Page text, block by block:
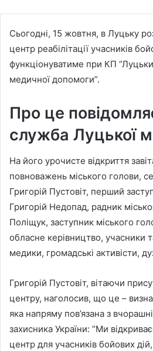
Сьогодні, 15 жовтня, в Луцьку
центр реабілітації учасників
функціонуватиме при КП
медичної допомоги”.
Про це
служба Луцької
На його урочисте відкриття
повноважень міського голови,
Григорій Пустовіт, перший
Григорій Недопад, радник
Поліщук, заступник міського
обласне керівництво, учасники
медики, громадські активісти,
Григорій Пустовіт, вітаючи
центру, наголосив, що це –
яка напряму пов’язана з
захисника України: “Ми
центр для учасників бойових